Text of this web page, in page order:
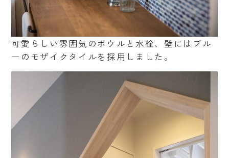
可愛らしい雰囲気のボウルと水栓、壁にはブル
ーのモザイクタイルを採用しました。